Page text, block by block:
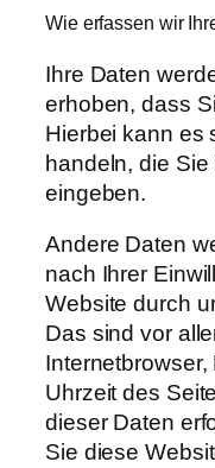
Wie erfassen wir
Ihre Daten
erhoben, dass
Hierbei kann es
handeln, die
eingeben.
Andere Daten
nach Ihrer
Website durch
Das sind vor
Uhrzeit des
dieser Daten
Sie diese